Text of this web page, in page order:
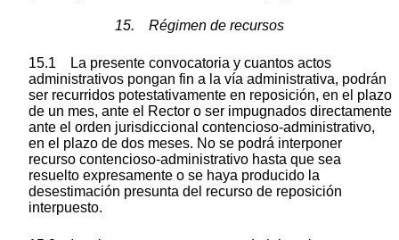
15. Régimen de recursos
15.1 La presente convocatoria y cuantos actos
administrativos pongan fin a la vía administrativa, podrán
ser recurridos potestativamente en reposición, en el plazo
de un mes, ante el Rector o ser impugnados directamente
ante el orden jurisdiccional contencioso-administrativo,
en el plazo de dos meses. No se podrá interponer
recurso contencioso-administrativo hasta que sea
resuelto expresamente o se haya producido la
desestimación presunta del recurso de reposición
interpuesto.